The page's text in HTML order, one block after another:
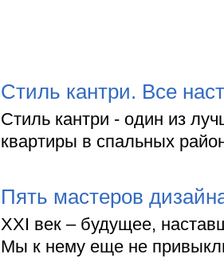
Стиль кантри. Все
Стиль кантри - один из
квартиры в спальных
Пять мастеров
ХХI век – будущее,
Мы к нему еще не